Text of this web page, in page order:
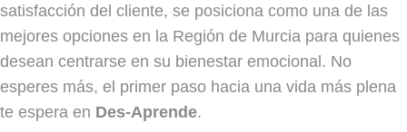
satisfacción del cliente, se posiciona como una de las
mejores opciones en la Región de Murcia para quienes
desean centrarse en su bienestar emocional. No
esperes más, el primer paso hacia una vida más plena
te espera en Des-Aprende.